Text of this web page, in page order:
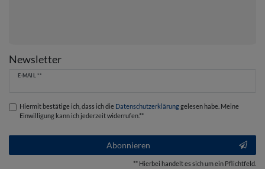
Newsletter
E-MAIL **
Newsletter
Hiermit bestätige ich, dass ich die Daten­schutz­erklärunggelesen habe. Meine
Einwilligung kann ich jederzeit widerrufen.**
Abonnieren
** Hierbei handelt es sich um ein Pflichtfeld.